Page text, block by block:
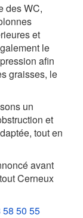
des WC,
et
le
afin
graisses, le
un
et
tout en
avant
Cerneux
58 50 55